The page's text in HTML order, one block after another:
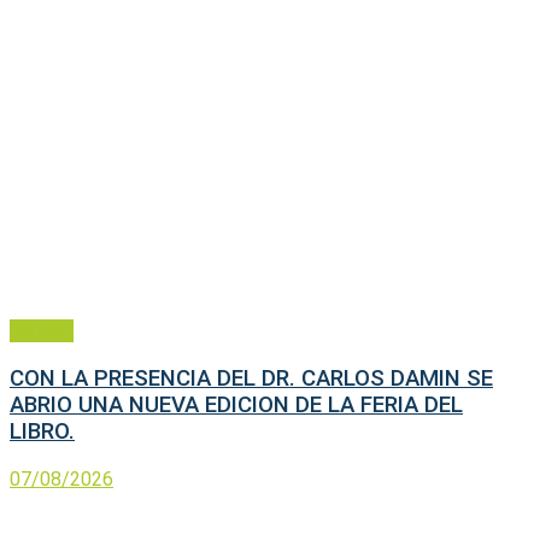
CON LA PRESENCIA DEL DR. CARLOS DAMIN SE
ABRIO UNA NUEVA EDICION DE LA FERIA DEL
LIBRO.
07/08/2026